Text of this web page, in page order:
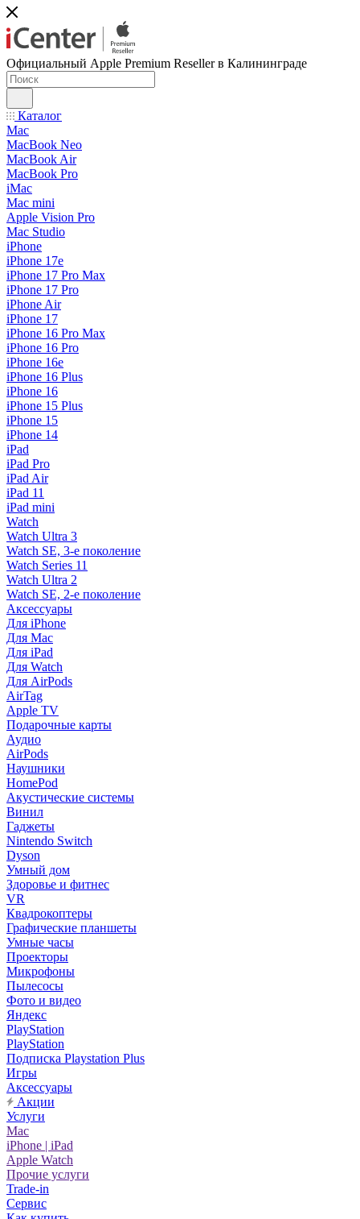
Официальный Apple Premium Reseller в Калининграде
Каталог
Mac
MacBook Neo
MacBook Air
MacBook Pro
iMac
Mac mini
Apple Vision Pro
Mac Studio
iPhone
iPhone 17e
iPhone 17 Pro Max
iPhone 17 Pro
iPhone Air
iPhone 17
iPhone 16 Pro Max
iPhone 16 Pro
iPhone 16e
iPhone 16 Plus
iPhone 16
iPhone 15 Plus
iPhone 15
iPhone 14
iPad
iPad Pro
iPad Air
iPad 11
iPad mini
Watch
Watch Ultra 3
Watch SE, 3-е поколение
Watch Series 11
Watch Ultra 2
Watch SE, 2-е поколение
Аксессуары
Для iPhone
Для Mac
Для iPad
Для Watch
Для AirPods
AirTag
Apple TV
Подарочные карты
Аудио
AirPods
Наушники
HomePod
Акустические системы
Винил
Гаджеты
Nintendo Switch
Dyson
Умный дом
Здоровье и фитнес
VR
Квадрокоптеры
Графические планшеты
Умные часы
Проекторы
Микрофоны
Пылесосы
Фото и видео
Яндекс
PlayStation
PlayStation
Подписка Playstation Plus
Игры
Аксессуары
Акции
Услуги
Mac
iPhone | iPad
Apple Watch
Прочие услуги
Trade-in
Сервис